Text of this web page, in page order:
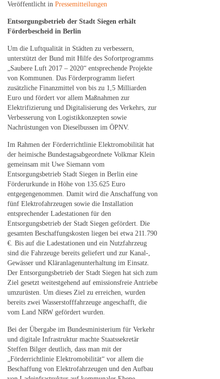
Veröffentlicht in Pressemitteilungen
Entsorgungsbetrieb der Stadt Siegen erhält
Förderbescheid in Berlin
Um die Luftqualität in Städten zu verbessern,
unterstützt der Bund mit Hilfe des Sofortprogramms
„Saubere Luft 2017 – 2020“ entsprechende Projekte
von Kommunen. Das Förderprogramm liefert
zusätzliche Finanzmittel von bis zu 1,5 Milliarden
Euro und fördert vor allem Maßnahmen zur
Elektrifizierung und Digitalisierung des Verkehrs, zur
Verbesserung von Logistikkonzepten sowie
Nachrüstungen von Dieselbussen im ÖPNV.
Im Rahmen der Förderrichtlinie Elektromobilität hat
der heimische Bundestagsabgeordnete Volkmar Klein
gemeinsam mit Uwe Siemann vom
Entsorgungsbetrieb Stadt Siegen in Berlin eine
Förderurkunde in Höhe von 135.625 Euro
entgegengenommen. Damit wird die Anschaffung von
fünf Elektrofahrzeugen sowie die Installation
entsprechender Ladestationen für den
Entsorgungsbetrieb der Stadt Siegen gefördert. Die
gesamten Beschaffungskosten liegen bei etwa 211.790
€. Bis auf die Ladestationen und ein Nutzfahrzeug
sind die Fahrzeuge bereits geliefert und zur Kanal-,
Gewässer und Kläranlagenunterhaltung im Einsatz.
Der Entsorgungsbetrieb der Stadt Siegen hat sich zum
Ziel gesetzt weitestgehend auf emissionsfreie Antriebe
umzurüsten. Um dieses Ziel zu erreichen, wurden
bereits zwei Wasserstofffahrzeuge angeschafft, die
vom Land NRW gefördert wurden.
Bei der Übergabe im Bundesministerium für Verkehr
und digitale Infrastruktur machte Staatssekretär
Steffen Bilger deutlich, dass man mit der
„Förderrichtlinie Elektromobilität“ vor allem die
Beschaffung von Elektrofahrzeugen und den Aufbau